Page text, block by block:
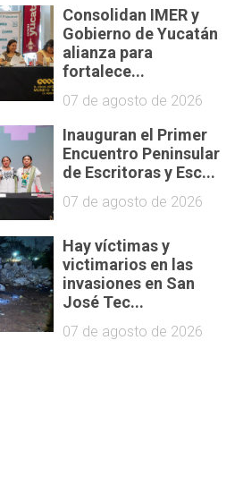
Consolidan IMER y
Gobierno de Yucatán
alianza para
fortalece...
07 de agosto de 2026
Inauguran el Primer
Encuentro Peninsular
de Escritoras y Esc...
07 de agosto de 2026
Hay víctimas y
victimarios en las
invasiones en San
José Tec...
07 de agosto de 2026